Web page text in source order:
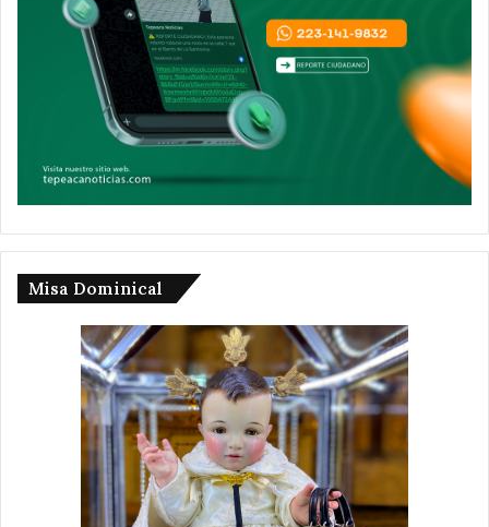
Misa Dominical